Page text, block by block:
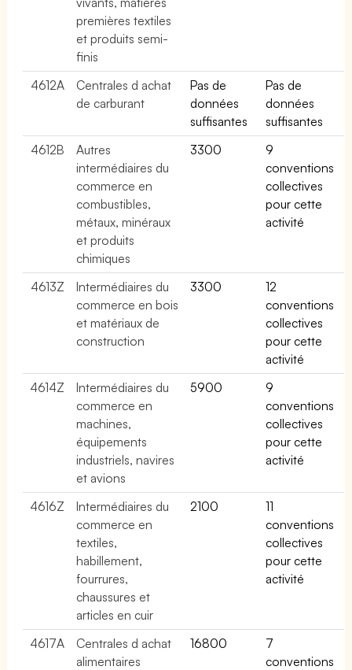
premières textiles
et produits semi-
finis
4612A
Centrales d achat
de carburant
Pas de
données
suffisantes
Pas de
données
suffisantes
4612B
Autres
intermédiaires du
commerce en
combustibles,
métaux, minéraux
et produits
chimiques
3300
9
conventions
collectives
pour cette
activité
4613Z
Intermédiaires du
commerce en bois
et matériaux de
construction
3300
12
conventions
collectives
pour cette
activité
4614Z
Intermédiaires du
commerce en
machines,
équipements
industriels, navires
et avions
5900
9
conventions
collectives
pour cette
activité
4616Z
Intermédiaires du
commerce en
textiles,
habillement,
fourrures,
chaussures et
articles en cuir
2100
11
conventions
collectives
pour cette
activité
4617A
Centrales d achat
alimentaires
16800
7
conventions